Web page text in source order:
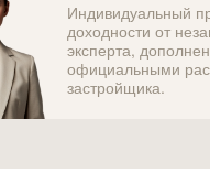
Индивидуальный
доходности от
эксперта,
официальными
застройщика.